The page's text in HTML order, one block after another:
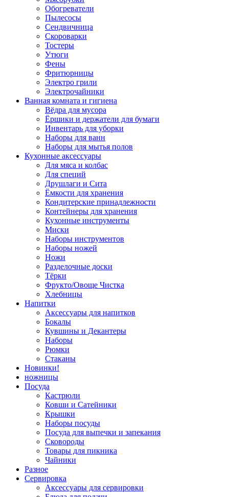
Обогреватели
Пылесосы
Сендвичница
Скороварки
Тостеры
Утюги
Фены
Фритюрницы
Электро грили
Электрочайники
Ванная комната и гигиена
Вёдра для мусора
Ёршики и держатели для бумаги
Инвентарь для уборки
Наборы для ванн
Наборы для мытья полов
Кухонные аксессуары
Для мяса и колбас
Для специй
Друшлаги и Сита
Ёмкости для хранения
Кондитерские принадлежности
Контейнеры для хранения
Кухонные инструменты
Миски
Наборы инструментов
Наборы ножей
Ножи
Разделочные доски
Тёрки
Фрукто/Овоще Чистка
Хлебницы
Напитки
Аксессуары для напитков
Бокалы
Кувшины и Декантеры
Наборы
Рюмки
Стаканы
Новинки!
ножницы
Посуда
Кастрюли
Ковши и Сатейники
Крышки
Наборы посуды
Посуда для выпечки и запекания
Сковороды
Товары для пикника
Чайники
Разное
Сервировка
Аксессуары для сервировки